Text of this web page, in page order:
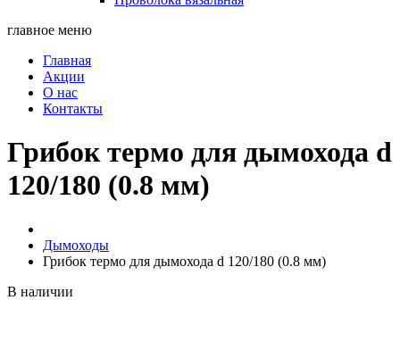
главное меню
Главная
Акции
О нас
Контакты
Грибок термо для дымохода d
120/180 (0.8 мм)
Дымоходы
Грибок термо для дымохода d 120/180 (0.8 мм)
В наличии